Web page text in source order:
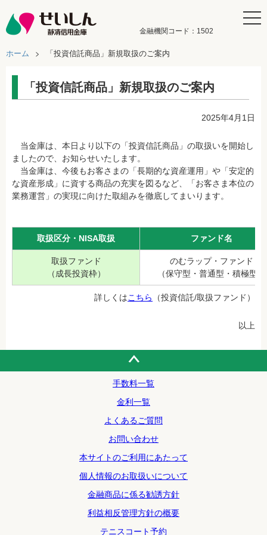
金融機関コード：1502
ホーム 「投資信託商品」新規取扱のご案内
「投資信託商品」新規取扱のご案内
2025年4月1日
当金庫は、本日より以下の「投資信託商品」の取扱いを開始し
ましたので、お知らせいたします。
当金庫は、今後もお客さまの「長期的な資産運用」や「安定的
な資産形成」に資する商品の充実を図るなど、「お客さま本位の
業務運営」の実現に向けた取組みを徹底してまいります。
取扱区分・NISA取扱 ファンド名
取扱ファンド
（成長投資枠）
のむラップ・ファンド
（保守型・普通型・積極型）
詳しくはこちら （投資信託/取扱ファンド）
以上
手数料一覧
金利一覧
よくあるご質問
お問い合わせ
本サイトのご利用にあたって
個人情報のお取扱いについて
金融商品に係る勧誘方針
利益相反管理方針の概要
テニスコート予約